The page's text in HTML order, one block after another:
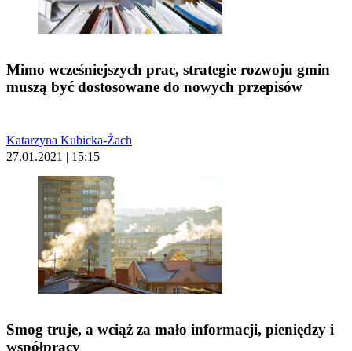
Mimo wcześniejszych prac, strategie rozwoju gmin
muszą być dostosowane do nowych przepisów
Katarzyna Kubicka-Żach
27.01.2021 | 15:15
Smog truje, a wciąż za mało informacji, pieniędzy i
współpracy